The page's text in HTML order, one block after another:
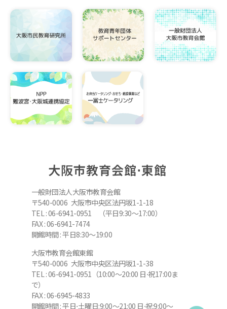
大阪市教育会館⋅東館
一般財団法人大阪市教育会館
〒540-0006 大阪市中央区法円坂1-1-18
TEL : 06-6941-0951 （平日9:30～17:00）
FAX : 06-6941-7474
開館時間 : 平日8:30～19:00
大阪市教育会館東館
〒540-0006 大阪市中央区法円坂1-1-38
TEL : 06-6941-0951（10:00～20:00 日⋅祝17:00ま
で）
FAX : 06-6945-4833
開館時間 : 平日⋅土曜日:9:00～21:00 日⋅祝:9:00～